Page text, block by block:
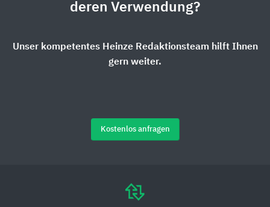
deren Verwendung?
Unser kompetentes Heinze Redaktionsteam hilft Ihnen
gern weiter.
Kostenlos anfragen